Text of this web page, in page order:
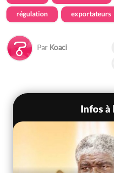
régulation exportateurs
Par Koaci
Infos à